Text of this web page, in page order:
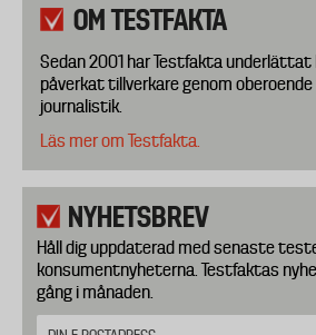
OM TESTFAKTA
Sedan 2001 har Testfakta
påverkat tillverkare genom
journalistik.
Läs mer om Testfakta.
NYHETSBREV
Håll dig uppdaterad med senaste
konsumentnyheterna. Testfaktas
gång i månaden.